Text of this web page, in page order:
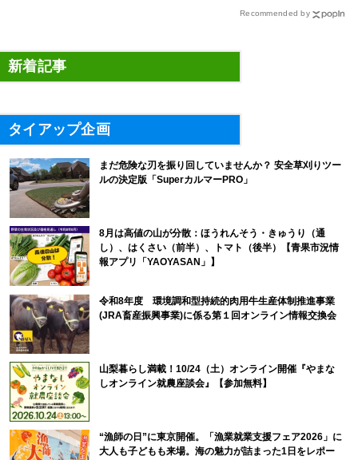
Recommended by
新着記事
タイアップ企画
まだ危険な刃を振り回していませんか？ 安全草刈りツー
ルの決定版「SuperカルマーPRO」
8月は高値の山が分散：ほうれんそう・きゅうり（通
し）、はくさい（前半）、トマト（後半）【青果市況情
報アプリ「YAOYASAN」】
令和8年度 環境調和型持続的肉用牛生産体制推進事業
(JRA畜産振興事業)に係る第１回オンライン情報交換会
山梨暮らし満載！10/24（土）オンライン開催『やまな
しオンライン就農座談会』【参加無料】
“漁師の日”に東京開催。「漁業就業支援フェア2026」に
大人も子どもも来場。海の魅力が詰まった1日をレポー